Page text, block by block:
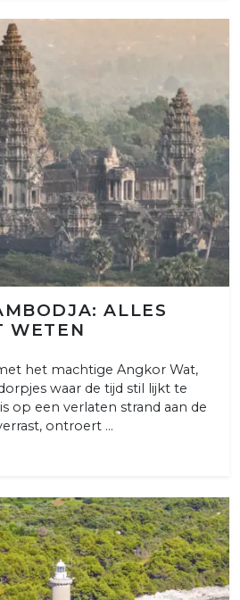
ALLES
WETEN
het machtige Angkor Wat,
waar de tijd stil lijkt te
op een verlaten strand aan de
ontroert ...